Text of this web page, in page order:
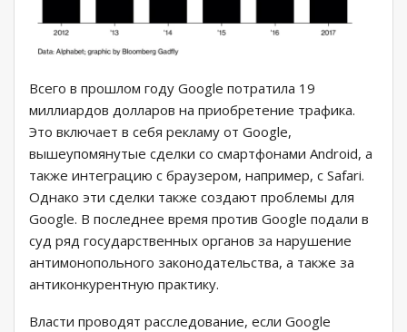
Всего в прошлом году Google потратила 19
миллиардов долларов на приобретение трафика.
Это включает в себя рекламу от Google,
вышеупомянутые сделки со смартфонами Android, а
также интеграцию с браузером, например, с Safari.
Однако эти сделки также создают проблемы для
Google. В последнее время против Google подали в
суд ряд государственных органов за нарушение
антимонопольного законодательства, а также за
антиконкурентную практику.
Власти проводят расследование, если Google